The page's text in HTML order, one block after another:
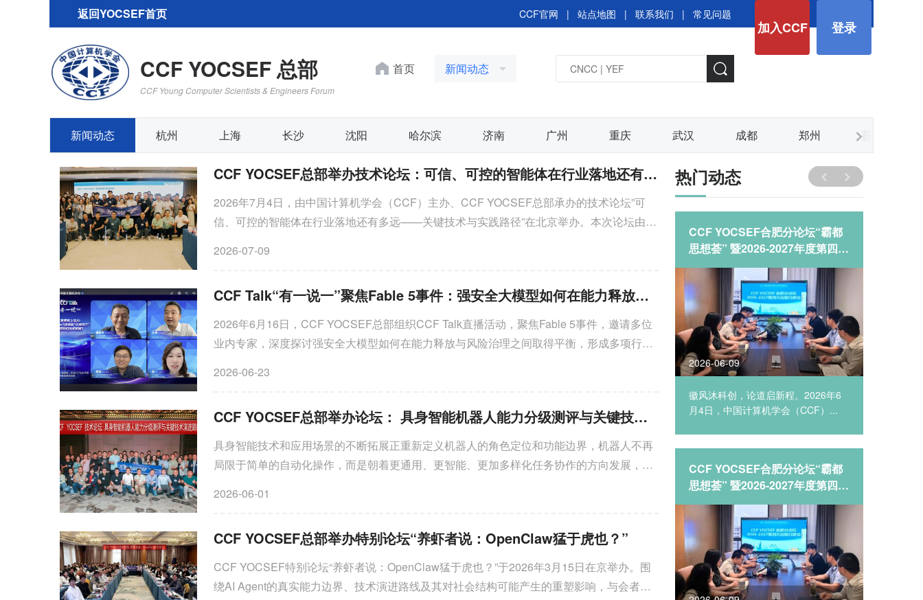
返回YOCSEF首页
加入CCF 登录
CCF官网 | 站点地图 | 联系我们 | 常见问题
CCF YOCSEF 总部
CCF Young Computer Scientists & Engineers Forum
首页 新闻动态
新闻动态 杭州 上海 长沙 沈阳 哈尔滨 济南 广州 重庆 武汉 成都 郑州 苏州
CCF YOCSEF总部举办技术论坛：可信、可控的智能体在行业落地还有多远——关键技术与实践路径
2026年7月4日，由中国计算机学会（CCF）主办、CCF YOCSEF总部承办的技术论坛”可
信、可控的智能体在行业落地还有多远——关键技术与实践路径”在北京举办。本次论坛由
人工智能研究所、北京邮电大学、中国信息通信研究院等单位的专家学者，围绕智能体行业
突破的核心问题进行了系统探讨。
2026-07-09
CCF Talk“有一说一”聚焦Fable 5事件：强安全大模型如何在能力释放与风险治理之间取得平衡
2026年6月16日，CCF YOCSEF总部组织CCF Talk直播活动，聚焦Fable 5事件，邀请多位
业内专家，深度探讨强安全大模型如何在能力释放与风险治理之间取得平衡，形成多项行业
2026-06-23
CCF YOCSEF总部举办论坛： 具身智能机器人能力分级测评与关键技术演进路线
具身智能技术和应用场景的不断拓展正重新定义机器人的角色定位和功能边界，机器人不再
局限于简单的自动化操作，而是朝着更通用、更智能、更加多样化任务协作的方向发展，成
力进行分级刻画测评以及前瞻性的研判支撑具身智能机器人发展关键技术的演进方向至关重
2026-06-01
CCF YOCSEF总部举办特别论坛“养虾者说：OpenClaw猛于虎也？”
CCF YOCSEF特别论坛“养虾者说：OpenClaw猛于虎也？”于2026年3月15日在京举办。围
绕AI Agent的真实能力边界、技术演进路线及其对社会结构可能产生的重塑影响，与会者展
热门动态
再起新程--CCF YOCSEF保定分
保定分论坛第九届学术委员会第一...
薪火相传话成长 知行合道启新程
CCF YOCSEF合肥分论坛“霸都
思想荟” 暨2026-2027年度第四次
选题打磨会顺利召开
2026-06-09
徽风沐科创，论道启新程。2026年6
月4日，中国计算机学会（CCF）...
CCF YOCSEF合肥分论坛“霸都
思想荟” 暨2026-2027年度第四次
选题打磨会顺利召开